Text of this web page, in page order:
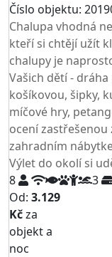
Číslo objektu:
Chalupa vhodná
kteří si chtějí užít
chalupy je
Vašich dětí -
košíkovou, šipky,
míčové hry,
ocení
zahradním
Výlet do okolí si
8
3
Od: 3.129
Kčza
objekt a
noc